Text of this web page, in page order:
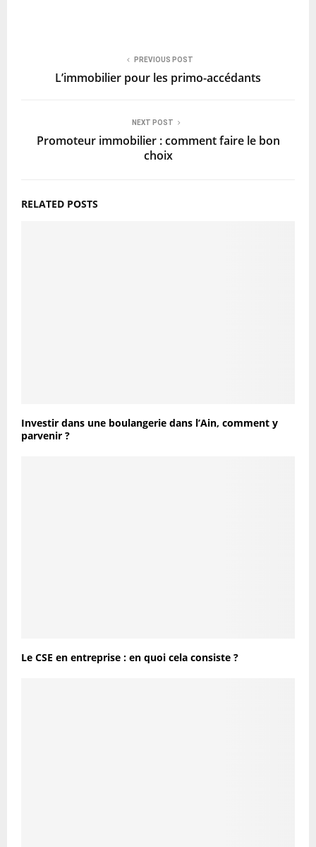
PREVIOUS POST
L’immobilier pour les primo-accédants
NEXT POST
Promoteur immobilier : comment faire le bon
choix
RELATED POSTS
Investir dans une boulangerie dans l’Ain, comment y
parvenir ?
Le CSE en entreprise : en quoi cela consiste ?